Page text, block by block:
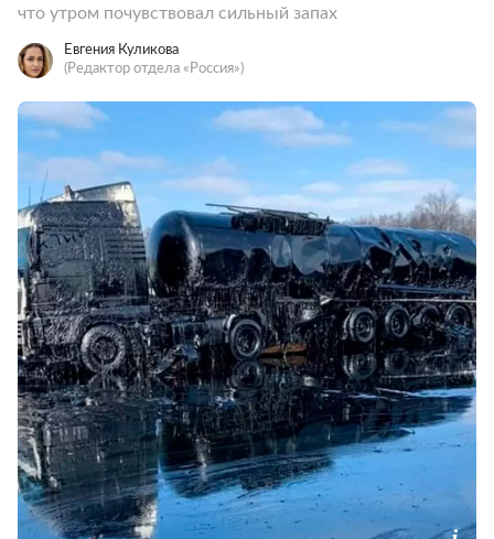
что утром почувствовал сильный запах
Евгения Куликова
(Редактор отдела «Россия»)